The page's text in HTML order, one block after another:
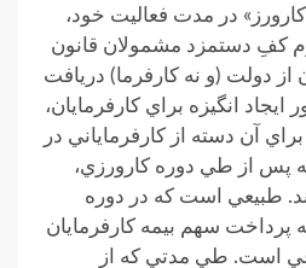
در مدت فعاليت خود،
کفِ دستمزد مشمولان قانون
تومان از دولت (و نه کارفرما) دريافت
انگيزه براي کارفرمايان،
آن دسته از کارفرماياني در
پس از طي دوره کارورزي،
طبيعي است که در دوره
سهم بيمه کارفرمايان
است. طي مدتي که از